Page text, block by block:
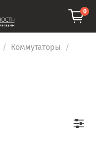
0
Коммутаторы